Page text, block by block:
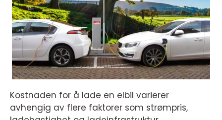
Kostnaden for å lade en elbil varierer
avhengig av flere faktorer som strømpris,